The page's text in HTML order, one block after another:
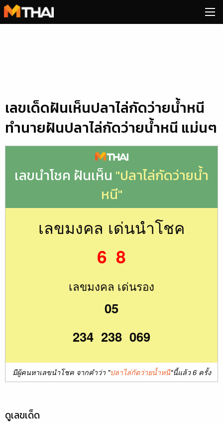
Skip
to
เลขเด็ดฝันเห็นปลาไล่กัดว่ายน้ำหนี
ทำนายฝันปลาไล่กัดว่ายน้ำหนี แม่นๆ
เลขนำโชค ฝันเห็น "ปลาไล่กัดว่ายน้ำ
หนี"
เลขมงคล เด่นนำโชค
6 8
เลขมงคล เด่นรอง
05
234 238 069
มีผู้คนหาเลขนำโชค จากคำว่า "ปลาไล่กัดว่ายน้ำหนี"นี้แล้ว 6 ครั้ง
ดูเลขเด็ด